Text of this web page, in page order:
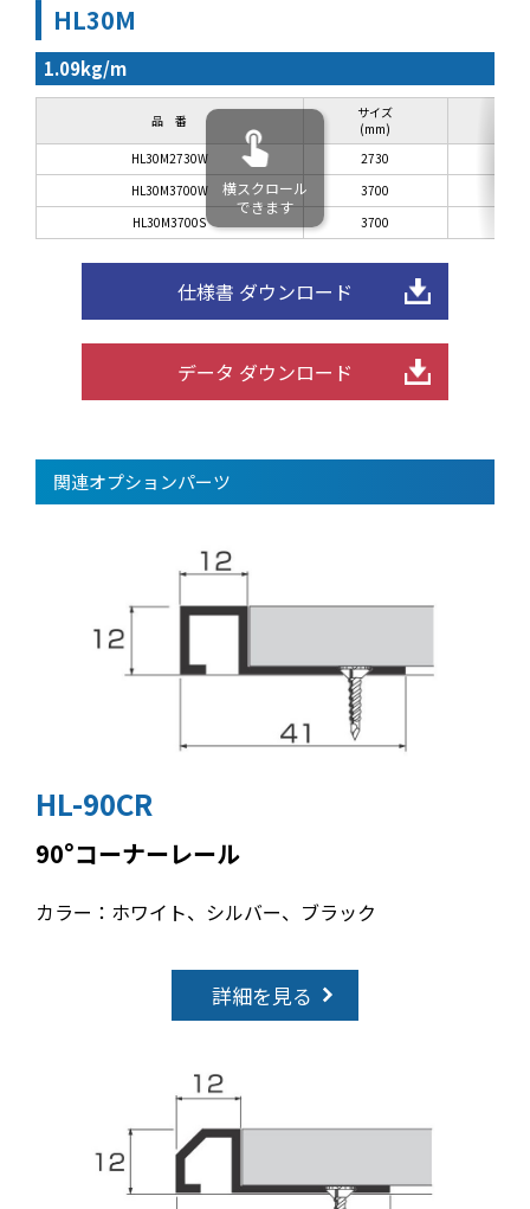
HL30M
1.09kg/m
品 番
サイズ
(mm)
HL30M2730W
2730
HL30M3700W
3700
HL30M3700S
3700
横スクロール
できます
仕様書 ダウンロード
データ ダウンロード
関連オプションパーツ
HL-90CR
90°コーナーレール
カラー：ホワイト、シルバー、ブラック
詳細を見る